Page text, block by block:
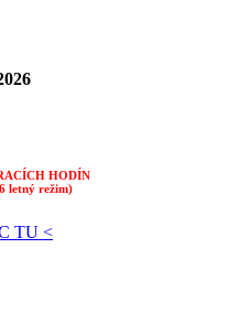
HODÍN
letný režim)
TU <